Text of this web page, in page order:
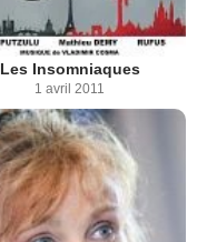
Les Insomniaques
1 avril 2011